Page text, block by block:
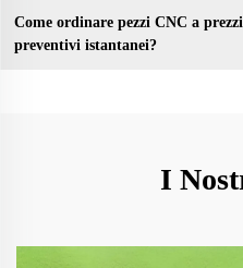
Come ordinare pezzi CNC a
preventivi istantanei?
I